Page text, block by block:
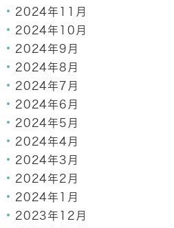
2024年11月
2024年10月
2024年9月
2024年8月
2024年7月
2024年6月
2024年5月
2024年4月
2024年3月
2024年2月
2024年1月
2023年12月